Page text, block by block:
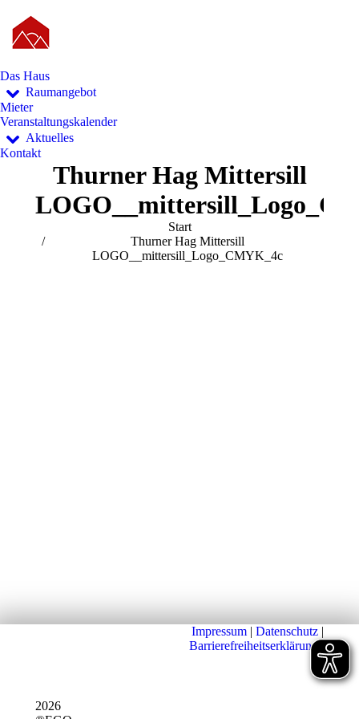
Das Haus
Raumangebot
Mieter
Veranstaltungskalender
Aktuelles
Kontakt
Thurner Hag Mittersill
Start
Thurner Hag Mittersill
LOGO__mittersill_Logo_CMYK_4c
2026
Impressum | Datenschutz |
Barrierefreiheitserklärung